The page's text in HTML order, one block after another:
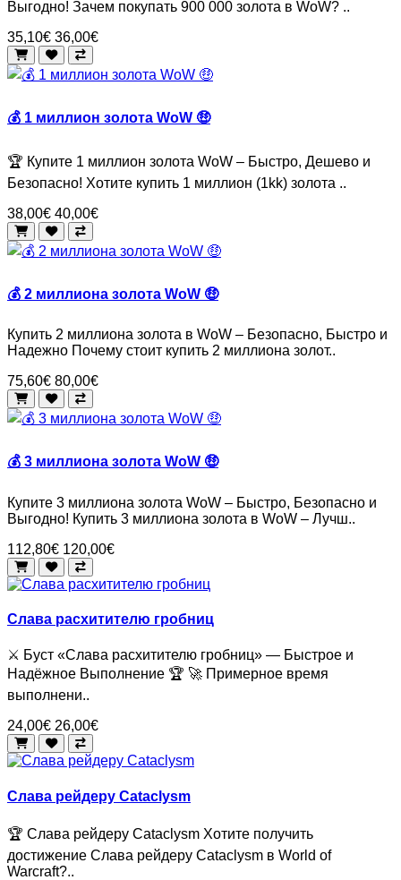
Выгодно! Зачем покупать 900 000 золота в WoW? ..
35,10€ 36,00€
💰 1 миллион золота WoW 🤑
🏆 Купите 1 миллион золота WoW – Быстро, Дешево и
Безопасно! Хотите купить 1 миллион (1kk) золота ..
38,00€ 40,00€
💰 2 миллиона золота WoW 🤑
Купить 2 миллиона золота в WoW – Безопасно, Быстро и
Надежно Почему стоит купить 2 миллиона золот..
75,60€ 80,00€
💰 3 миллиона золота WoW 🤑
Купите 3 миллиона золота WoW – Быстро, Безопасно и
Выгодно! Купить 3 миллиона золота в WoW – Лучш..
112,80€ 120,00€
Слава расхитителю гробниц
⚔️ Буст «Слава расхитителю гробниц» — Быстрое и
Надёжное Выполнение 🏆 🚀 Примерное время
выполнени..
24,00€ 26,00€
Слава рейдеру Cataclysm
🏆 Слава рейдеру Cataclysm Хотите получить
достижение Слава рейдеру Cataclysm в World of
Warcraft?..